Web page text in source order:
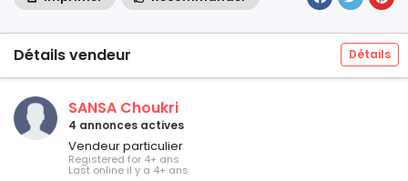
Détails vendeur Détails
SANSA Choukri
4 annonces actives
Vendeur particulier
Registered for 4+ ans
Last online il y a 4+ ans